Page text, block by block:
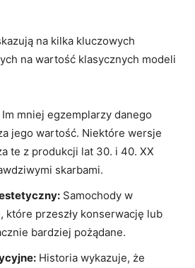
na kilka kluczowych
na ‍wartość klasycznych⁢ modeli
Im mniej egzemplarzy danego
jego wartość. Niektóre wersje
te z produkcji lat ‍30. i 40. XX
skarbami.
Samochody w
które przeszły ⁤konserwację lub
bardziej pożądane.
Historia wykazuje, że